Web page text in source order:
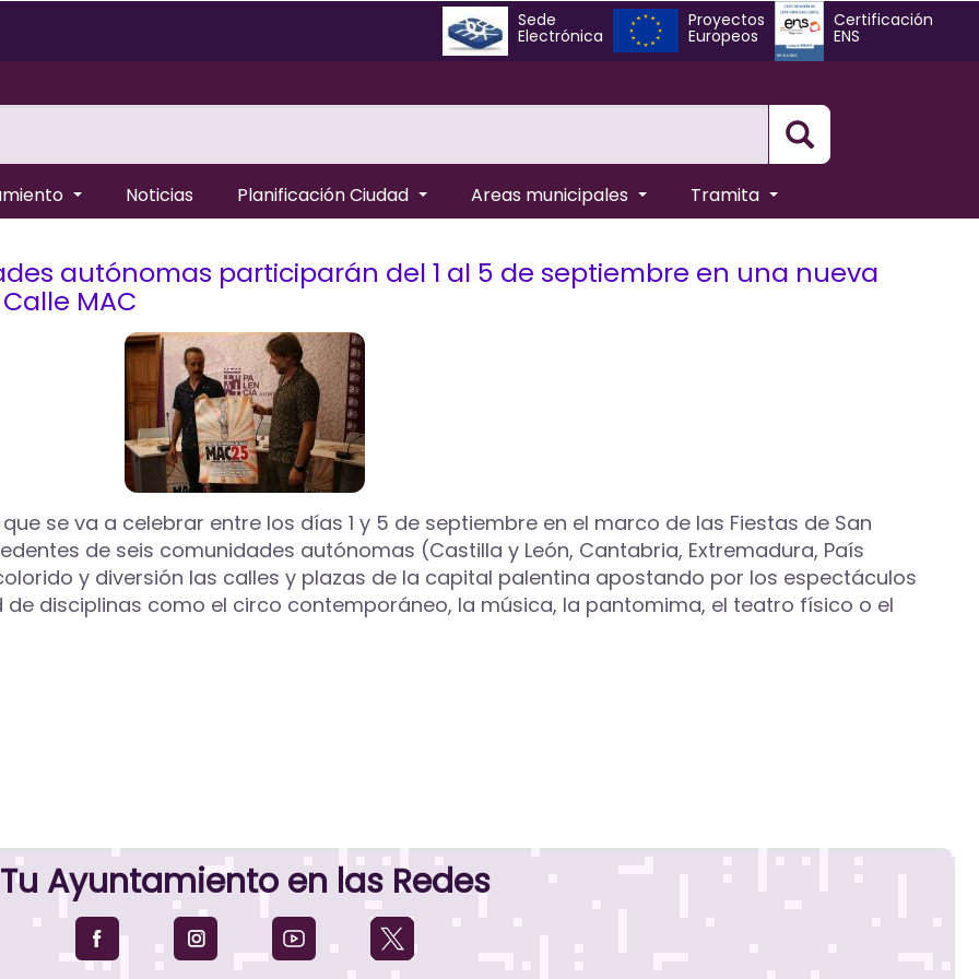
Sede
Electrónica
Proyectos
Europeos
Certificación
ENS
Busqueda
Noticias Planificación Ciudad Areas municipales Tramita
autónomas participarán del 1 al 5 de septiembre en una nueva
MAC
se va a celebrar entre los días 1 y 5 de septiembre en el marco de las Fiestas de San
de seis comunidades autónomas (Castilla y León, Cantabria, Extremadura, País
y diversión las calles y plazas de la capital palentina apostando por los espectáculos
disciplinas como el circo contemporáneo, la música, la pantomima, el teatro físico o el
Tu Ayuntamiento en las Redes